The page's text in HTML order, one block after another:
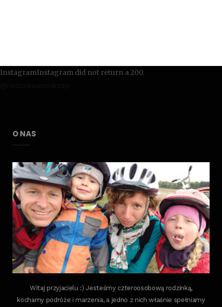
InstagramInstagram did not return a 200.
O NAS
Witaj przyjacielu :) Jesteśmy czteroosobową rodzinką,
kochamy podróże i marzenia, a jedno z nich właśnie spełniamy